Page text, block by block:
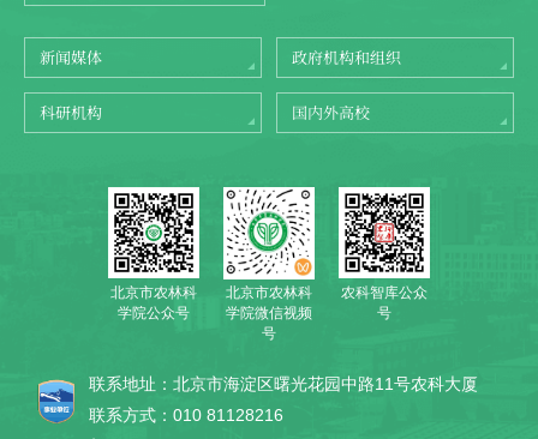
新闻媒体 政府机构和组织
科研机构 国内外高校
北京市农林科
学院公众号
北京市农林科
学院微信视频
号
农科智库公众
号
联系地址：北京市海淀区曙光花园中路11号农科大厦
联系方式：010 81128216